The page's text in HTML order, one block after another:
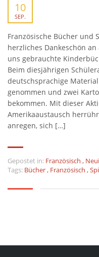
10
SEP.
Französische Bücher und
herzliches Dankeschön
uns gebrauchte
Beim diesjährigen
deutschsprachige
genommen und zwei
bekommen. Mit dieser
Amerikaaustausch
anregen, sich […]
Gepostet in: Französisch ,
Tags: Bücher, Französisch ,